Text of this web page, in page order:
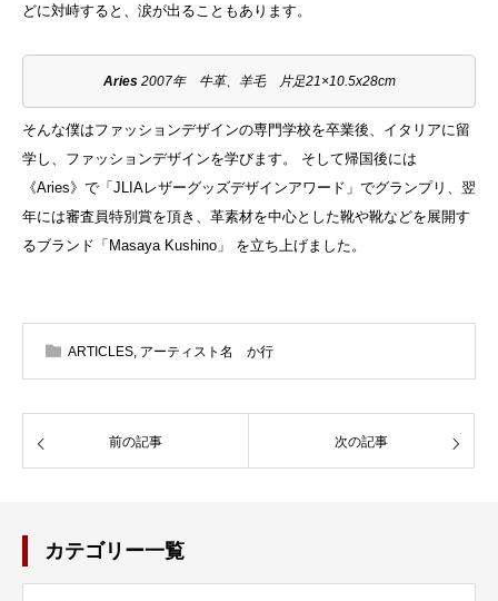
どに対峙すると、涙が出ることもあります。
Aries2007年 牛革、羊毛 片足21×10.5x28cm
そんな僕はファッションデザインの専門学校を卒業後、イタリアに留
学し、ファッションデザインを学びます。 そして帰国後には
《Aries》で「JLIAレザーグッズデザインアワード」でグランプリ、翌
年には審査員特別賞を頂き、革素材を中心とした靴や靴などを展開す
るブランド「Masaya Kushino」 を立ち上げました。
ARTICLES アーティスト名 か行
前の記事 次の記事
カテゴリー一覧